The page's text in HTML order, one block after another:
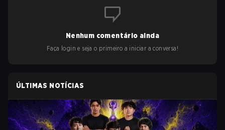
Nenhum comentário ainda
Faça login e seja o primeiro a iniciar a conversa!
ÚLTIMAS NOTÍCIAS